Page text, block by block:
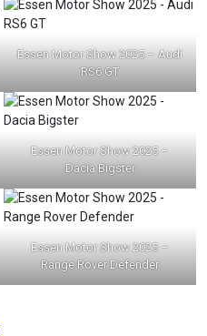
Essen Motor Show 2025 – Audi
RS6 GT
Essen Motor Show 2025 –
Dacia Bigster
Essen Motor Show 2025 –
Range Rover Defender